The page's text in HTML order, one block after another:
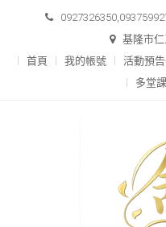
content
基隆市
首頁
我的帳號 活動預
多堂